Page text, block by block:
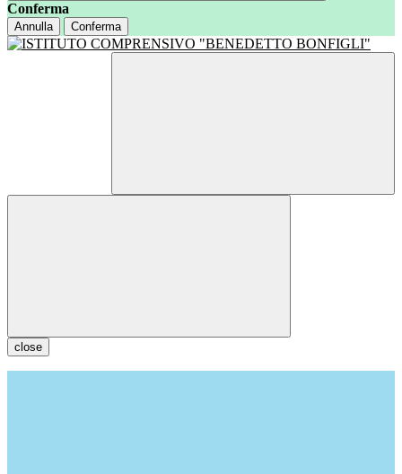
Conferma
Annulla Conferma
close